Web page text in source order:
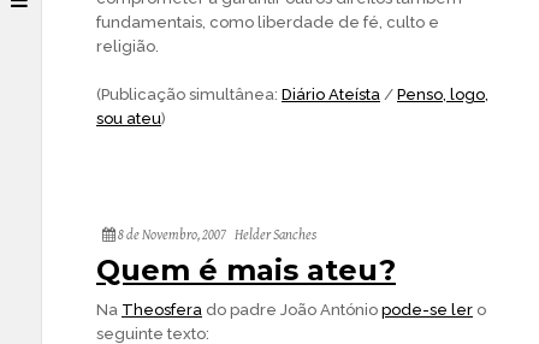
fundamentais, como liberdade de fé, culto e
religião.
(Publicação simultânea: Diário Ateísta / Penso, logo,
sou ateu)
8 de Novembro, 2007 Helder Sanches
Quem é mais ateu?
Na Theosfera do padre João António pode-se ler o
seguinte texto: